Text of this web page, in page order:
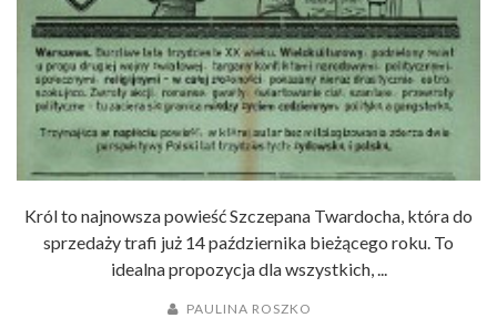
Król to najnowsza powieść Szczepana Twardocha, która do
sprzedaży trafi już 14 października bieżącego roku. To
idealna propozycja dla wszystkich, ...
PAULINA ROSZKO